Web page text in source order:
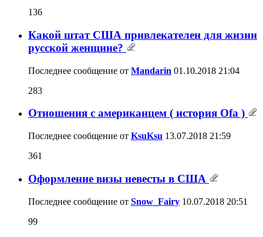
136
Какой штат США привлекателен для жизни
русской женщине?
Последнее сообщение от Mandarin 01.10.2018 21:04
283
Отношения с американцем ( история Ofa )
Последнее сообщение от KsuKsu 13.07.2018 21:59
361
Оформление визы невесты в США
Последнее сообщение от Snow_Fairy 10.07.2018 20:51
99